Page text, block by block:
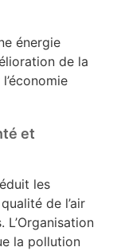
énergie
de la
et
les
de l’air
la pollution